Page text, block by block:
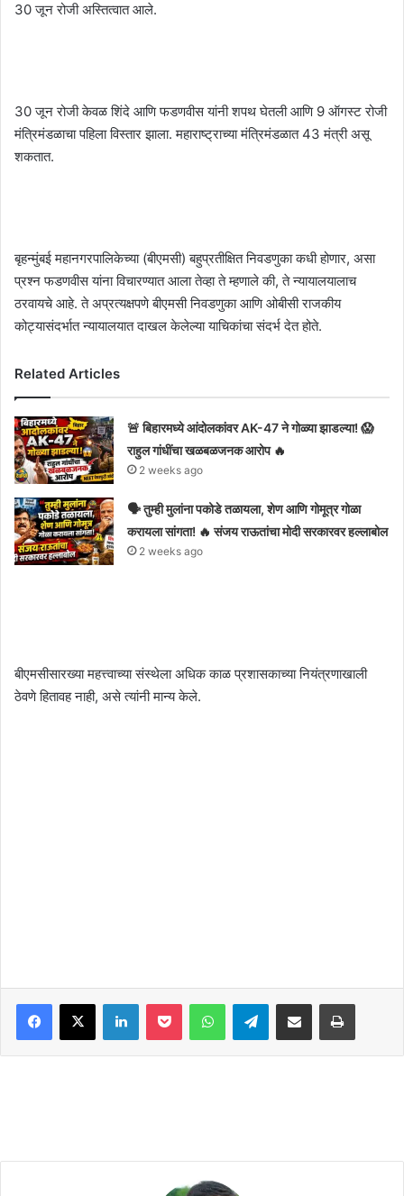
30 जून रोजी अस्तित्वात आले.
30 जून रोजी केवळ शिंदे आणि फडणवीस यांनी शपथ घेतली आणि 9 ऑगस्ट रोजी
मंत्रिमंडळाचा पहिला विस्तार झाला. महाराष्ट्राच्या मंत्रिमंडळात 43 मंत्री असू
शकतात.
बृहन्मुंबई महानगरपालिकेच्या (बीएमसी) बहुप्रतीक्षित निवडणुका कधी होणार, असा
प्रश्न फडणवीस यांना विचारण्यात आला तेव्हा ते म्हणाले की, ते न्यायालयालाच
ठरवायचे आहे. ते अप्रत्यक्षपणे बीएमसी निवडणुका आणि ओबीसी राजकीय
कोट्यासंदर्भात न्यायालयात दाखल केलेल्या याचिकांचा संदर्भ देत होते.
Related Articles
🚨 बिहारमध्ये आंदोलकांवर AK-47 ने गोळ्या झाडल्या! 😱
राहुल गांधींचा खळबळजनक आरोप 🔥
2 weeks ago
🗣️ तुम्ही मुलांना पकोडे तळायला, शेण आणि गोमूत्र गोळा
करायला सांगता! 🔥 संजय राऊतांचा मोदी सरकारवर हल्लाबोल
2 weeks ago
बीएमसीसारख्या महत्त्वाच्या संस्थेला अधिक काळ प्रशासकाच्या नियंत्रणाखाली
ठेवणे हितावह नाही, असे त्यांनी मान्य केले.
Facebook
X LinkedInPocket WhatsAppTelegramShare via Email Print